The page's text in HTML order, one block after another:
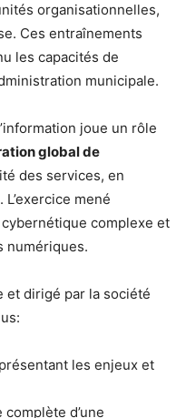
organisationnelles,
Ces entraînements
les capacités de
municipale.
joue un rôle
global de
des services, en
mené
complexe et
numériques.
et dirigé par la société
les enjeux et
d’une